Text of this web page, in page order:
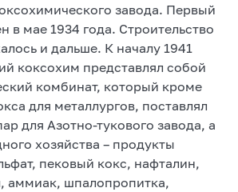
завода. Первый
в мае 1934 года. Строительство
и дальше. К началу 1941
коксохим представлял собой
комбинат, который кроме
для металлургов, поставлял
для Азотно-тукового завода, а
хозяйства – продукты
пековый кокс, нафталин,
аммиак, шпалопропитка,